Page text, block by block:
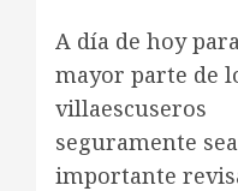
A día de hoy
mayor parte de
villaescuseros
seguramente
importante